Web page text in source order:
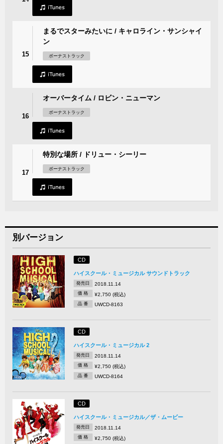
15
まるでスターみたいに / キャロライン・サンシャイ
ン
ボーナストラック
16
オーバータイム / ロビン・ニューマン
ボーナストラック
17
特別な場所 / ドリュー・シーリー
ボーナストラック
別バージョン
CD
ハイスクール・ミュージカル サウンドトラック
発売日 2018.11.14
価 格 ¥2,750 (税込)
品 番 UWCD-8163
CD
ハイスクール・ミュージカル 2
発売日 2018.11.14
価 格 ¥2,750 (税込)
品 番 UWCD-8164
CD
ハイスクール・ミュージカル／ザ・ムービー
発売日 2018.11.14
価 格 ¥2,750 (税込)